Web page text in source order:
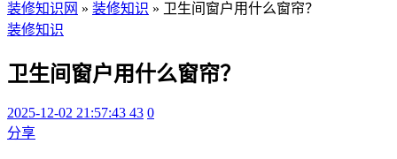
装修知识网 » 装修知识 » 卫生间窗户用什么窗帘？
装修知识
卫生间窗户用什么窗帘？
2025-12-02 21:57:43 43 0
分享